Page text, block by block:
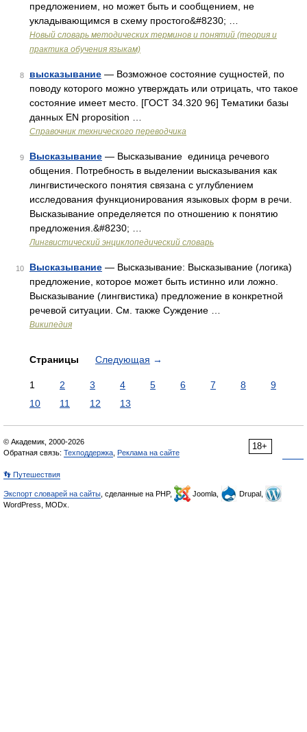
предложением, но может быть и сообщением, не
укладывающимся в схему простого&#8230; …
Новый словарь методических терминов и понятий (теория и
практика обучения языкам)
8 высказывание — Возможное состояние сущностей, по
поводу которого можно утверждать или отрицать, что такое
состояние имеет место. [ГОСТ 34.320 96] Тематики базы
данных EN proposition …
Справочник технического переводчика
9 Высказывание — Высказывание единица речевого
общения. Потребность в выделении высказывания как
лингвистического понятия связана с углублением
исследования функционирования языковых форм в речи.
Высказывание определяется по отношению к понятию
предложения.&#8230; …
Лингвистический энциклопедический словарь
10 Высказывание — Высказывание: Высказывание (логика)
предложение, которое может быть истинно или ложно.
Высказывание (лингвистика) предложение в конкретной
речевой ситуации. См. также Суждение …
Википедия
Страницы Следующая →
1 2 3 4 5 6 7 8
9
10
11 12 13
18+
© Академик, 2000-2026
Обратная связь: Техподдержка Реклама на сайте
👣 Путешествия
Экспорт словарей на сайты , сделанные на PHP, Joomla,
Drupal,
WordPress, MODx.